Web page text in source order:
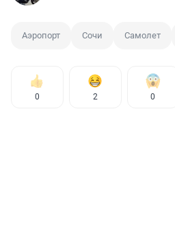
Аэропорт Сочи Самолет
0 2 0